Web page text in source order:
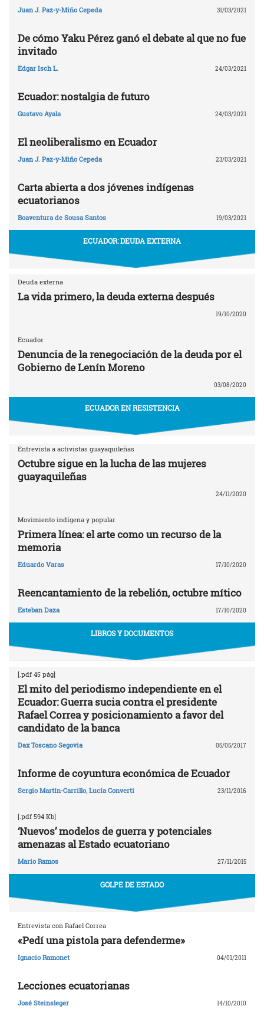
Juan J. Paz-y-Miño Cepeda 31/03/2021
De cómo Yaku Pérez ganó el debate al que no fue
invitado
Edgar Isch L. 24/03/2021
Ecuador: nostalgia de futuro
Gustavo Ayala 24/03/2021
El neoliberalismo en Ecuador
Juan J. Paz-y-Miño Cepeda 23/03/2021
Carta abierta a dos jóvenes indígenas
ecuatorianos
Boaventura de Sousa Santos 19/03/2021
ECUADOR: DEUDA EXTERNA
Deuda externa
La vida primero, la deuda externa después
19/10/2020
Ecuador
Denuncia de la renegociación de la deuda por el
Gobierno de Lenín Moreno
03/08/2020
ECUADOR EN RESISTENCIA
Entrevista a activistas guayaquileñas
Octubre sigue en la lucha de las mujeres
guayaquileñas
24/11/2020
Movimiento indígena y popular
Primera línea: el arte como un recurso de la
memoria
Eduardo Varas 17/10/2020
Reencantamiento de la rebelión, octubre mítico
Esteban Daza 17/10/2020
LIBROS Y DOCUMENTOS
[.pdf 45 pág]
El mito del periodismo independiente en el
Ecuador: Guerra sucia contra el presidente
Rafael Correa y posicionamiento a favor del
candidato de la banca
Dax Toscano Segovia 05/05/2017
Informe de coyuntura económica de Ecuador
Sergio Martín-Carrillo, Lucía Converti 23/11/2016
[.pdf 594 Kb]
‘Nuevos’ modelos de guerra y potenciales
amenazas al Estado ecuatoriano
Mario Ramos 27/11/2015
GOLPE DE ESTADO
Entrevista con Rafael Correa
«Pedí una pistola para defenderme»
Ignacio Ramonet 04/01/2011
Lecciones ecuatorianas
José Steinsleger 14/10/2010